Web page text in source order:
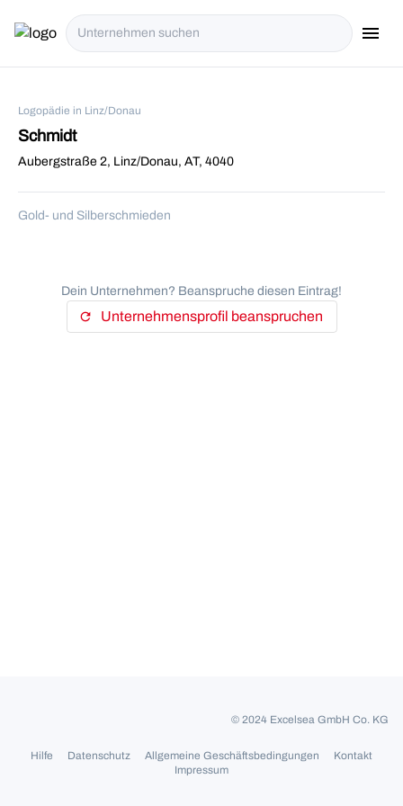
menu
Logopädie in Linz/Donau
Schmidt
Aubergstraße 2, Linz/Donau, AT, 4040
Gold- und Silberschmieden
Dein Unternehmen? Beanspruche diesen Eintrag!
refresh Unternehmensprofil beanspruchen
© 2024 Excelsea GmbH Co. KG
Hilfe Datenschutz Allgemeine Geschäftsbedingungen
Kontakt
Impressum